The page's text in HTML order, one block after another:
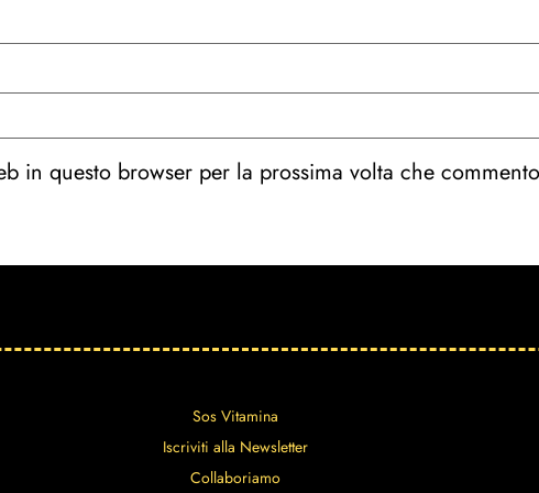
in questo browser per la prossima volta che
Sos Vitamina
Iscriviti alla Newsletter
Collaboriamo